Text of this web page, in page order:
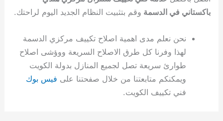
باكستاني في الدسمة وقم بتثبيت النظام الجديد اليوم لراحتك.
نحن نعلم مدى اهمية اصلاح تكييف مركزي الدسمة
لهذا وفرنا كل طرق الاصلاح السريعة ووؤشى اصلاح
طوارئ سريعة تصل لجميع المنازل بدولة الكويت
ويمكنكم متابعتنا من خلال صفحتنا على فيس بوك
فني تكييف الكويت.